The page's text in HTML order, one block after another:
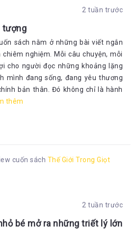
2 tuần trước
tượng
sách nằm ở những bài viết ngắn
nghiệm. Mỗi câu chuyện, mỗi
cho người đọc những khoảng lặng
mình đang sống, đang yêu thương
bản thân. Đó không chỉ là hành
thêm
cuốn sách Thế Giới Trong Giọt
2 tuần trước
bé mở ra những triết lý lớn